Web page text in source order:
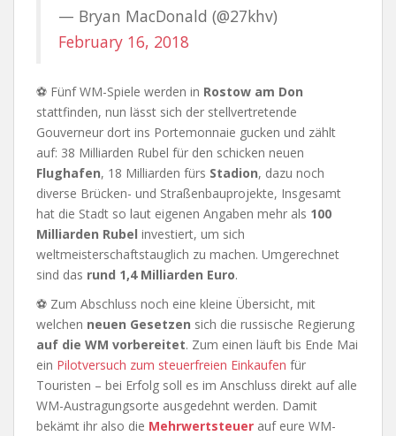
— Bryan MacDonald (@27khv)
February 16, 2018
⚽ Fünf WM-Spiele werden in Rostow am Don
stattfinden, nun lässt sich der stellvertretende
Gouverneur dort ins Portemonnaie gucken und zählt
auf: 38 Milliarden Rubel für den schicken neuen
Flughafen, 18 Milliarden fürs Stadion, dazu noch
diverse Brücken- und Straßenbauprojekte, Insgesamt
hat die Stadt so laut eigenen Angaben mehr als 100
Milliarden Rubel investiert, um sich
weltmeisterschaftstauglich zu machen. Umgerechnet
sind das rund 1,4 Milliarden Euro.
⚽ Zum Abschluss noch eine kleine Übersicht, mit
welchen neuen Gesetzen sich die russische Regierung
auf die WM vorbereitet. Zum einen läuft bis Ende Mai
ein Pilotversuch zum steuerfreien Einkaufen für
Touristen – bei Erfolg soll es im Anschluss direkt auf alle
WM-Austragungsorte ausgedehnt werden. Damit
bekämt ihr also die Mehrwertsteuer auf eure WM-